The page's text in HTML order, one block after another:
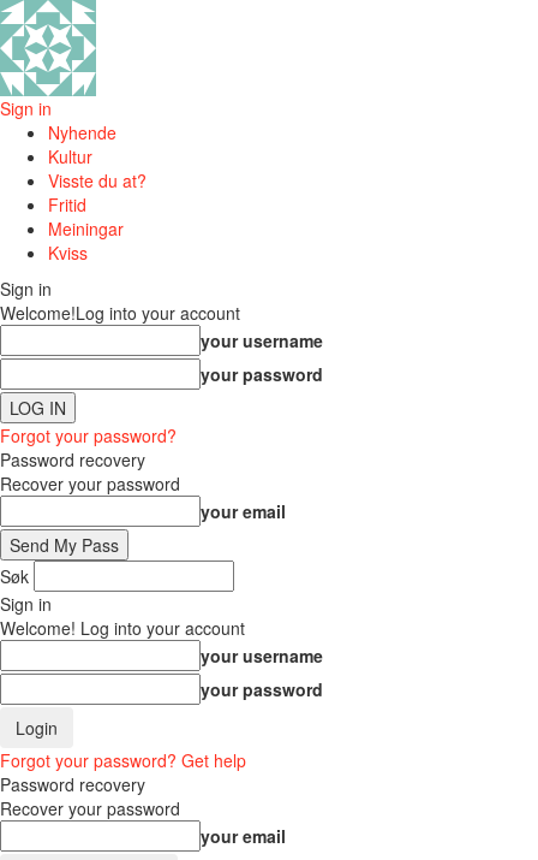
Sign in
Nyhende
Kultur
Visste du at?
Fritid
Meiningar
Kviss
Sign in
Welcome!Log into your account
your username
your password
Forgot your password?
Password recovery
Recover your password
your email
Søk
Sign in
Welcome! Log into your account
your username
your password
Forgot your password? Get help
Password recovery
Recover your password
your email